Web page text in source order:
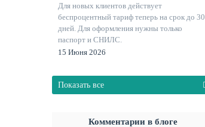
Для новых клиентов действует
беспроцентный тариф теперь на срок до 30
дней. Для оформления нужны только
паспорт и СНИЛС.
15 Июня 2026
Показать все
Комментарии в блоге